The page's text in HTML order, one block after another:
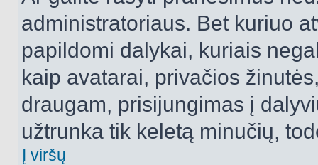
administratoriaus. Bet kuriuo
papildomi dalykai, kuriais
kaip avatarai, privačios
draugam, prisijungimas į
užtrunka tik keletą minučių,
Į viršų